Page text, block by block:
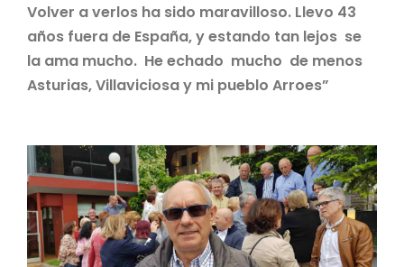
Volver a verlos ha sido maravilloso. Llevo 43
años fuera de España, y estando tan lejos se
la ama mucho. He echado mucho de menos
Asturias, Villaviciosa y mi pueblo Arroes”